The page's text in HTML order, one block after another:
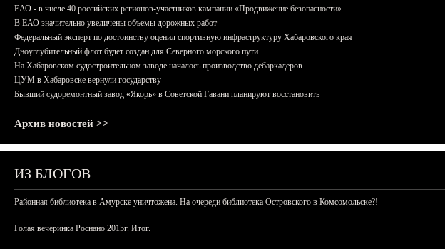
ЕАО - в числе 40 российских регионов-участников кампании «Продвижение безопасности»
В ЕАО значительно увеличены объемы дорожных работ
Федеральный эксперт по достоинству оценил спортивную инфраструктуру Хабаровского края
Дноуглубительный флот будет создан для Северного морского пути
На Хабаровском судостроительном заводе началось производство дебаркадеров
ЦУМ в Хабаровске вернули государству
Бывший судоремонтный завод «Якорь» в Советской Гавани планируют восстановить
Архив новостей >>
ИЗ БЛОГОВ
Районная библиотека в Амурске уничтожена. На очереди библиотека Островского в Комсомольске?!
Голая вечеринка Роснано 2015г. Итог.